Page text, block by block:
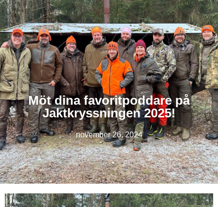
Möt dina favoritpoddare på
Jaktkryssningen 2025!
november 26, 2024